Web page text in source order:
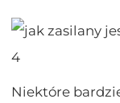
Niektóre